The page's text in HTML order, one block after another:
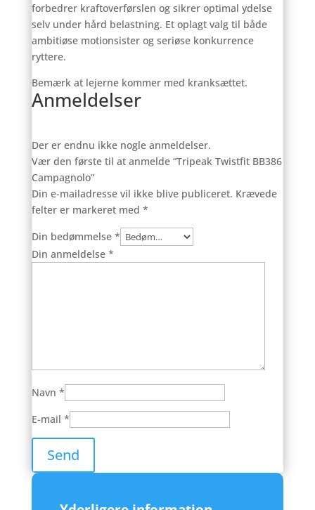
forbedrer kraftoverførslen og sikrer optimal ydelse
selv under hård belastning. Et oplagt valg til både
ambitiøse motionsister og seriøse konkurrence
ryttere.
Bemærk at lejerne kommer med kranksættet.
Anmeldelser
Der er endnu ikke nogle anmeldelser.
Vær den første til at anmelde “Tripeak Twistfit BB386
Campagnolo”
Din e-mailadresse vil ikke blive publiceret. Krævede
felter er markeret med *
Din bedømmelse *
Din anmeldelse *
Navn *
E-mail *